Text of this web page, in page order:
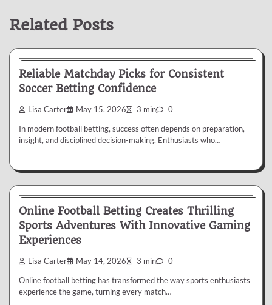
Related Posts
Reliable Matchday Picks for Consistent
Soccer Betting Confidence
Lisa Carter May 15, 2026 3 min 0
In modern football betting, success often depends on preparation,
insight, and disciplined decision-making. Enthusiasts who…
Online Football Betting Creates Thrilling
Sports Adventures With Innovative Gaming
Experiences
Lisa Carter May 14, 2026 3 min 0
Online football betting has transformed the way sports enthusiasts
experience the game, turning every match…